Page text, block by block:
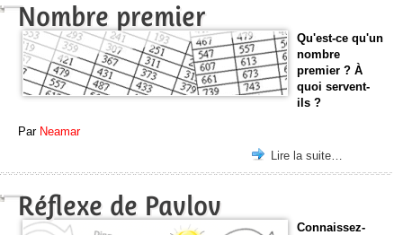
Nombre premier
Qu'est-ce qu'un
nombre
premier ? À
quoi servent-
ils ?
Par Neamar
Lire la suite…
Réflexe de Pavlov
Connaissez-